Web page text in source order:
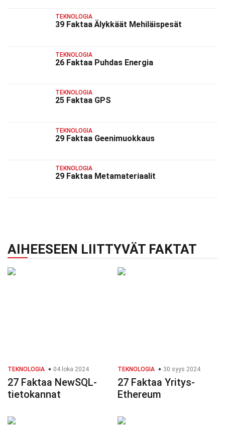
TEKNOLOGIA
39 Faktaa Älykkäät Mehiläispesät
TEKNOLOGIA
26 Faktaa Puhdas Energia
TEKNOLOGIA
25 Faktaa GPS
TEKNOLOGIA
29 Faktaa Geenimuokkaus
TEKNOLOGIA
29 Faktaa Metamateriaalit
AIHEESEEN LIITTYVÄT FAKTAT
TEKNOLOGIA 04 loka 2024
27 Faktaa NewSQL-
tietokannat
TEKNOLOGIA 30 syys 2024
27 Faktaa Yritys-
Ethereum